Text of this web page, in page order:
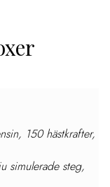
150 hästkrafter,
simulerade steg,